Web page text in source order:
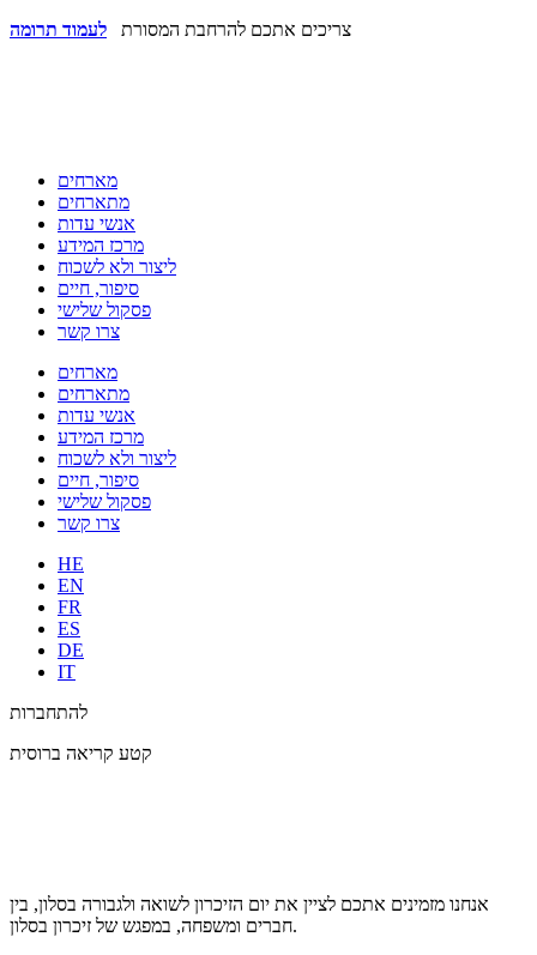
צריכים אתכם להרחבת המסורת לעמוד תרומה
מארחים
מתארחים
אנשי עדות
מרכז המידע
ליצור ולא לשכוח
סיפור, חיים
פסקול שלישי
צרו קשר
מארחים
מתארחים
אנשי עדות
מרכז המידע
ליצור ולא לשכוח
סיפור, חיים
פסקול שלישי
צרו קשר
HE
EN
FR
ES
DE
IT
להתחברות
קטע קריאה ברוסית
אנחנו מזמינים אתכם לציין את יום הזיכרון לשואה ולגבורה בסלון, בין
חברים ומשפחה, במפגש של זיכרון בסלון.